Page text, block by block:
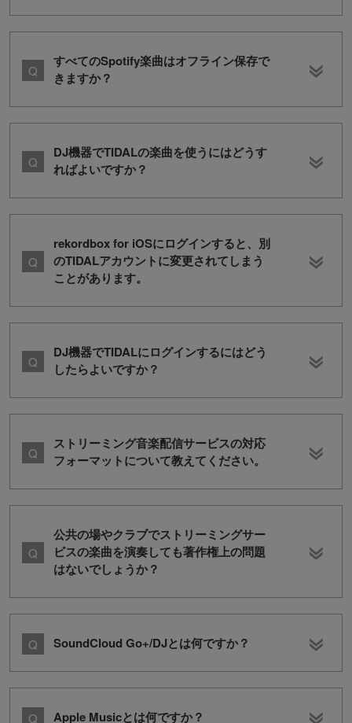
すべてのSpotify楽曲はオフライン保存で
きますか？
DJ機器でTIDALの楽曲を使うにはどうす
ればよいですか？
rekordbox for iOSにログインすると、別
のTIDALアカウントに変更されてしまう
ことがあります。
DJ機器でTIDALにログインするにはどう
したらよいですか？
ストリーミング音楽配信サービスの対応
フォーマットについて教えてください。
公共の場やクラブでストリーミングサー
ビスの楽曲を演奏しても著作権上の問題
はないでしょうか？
SoundCloud Go+/DJとは何ですか？
Apple Musicとは何ですか？